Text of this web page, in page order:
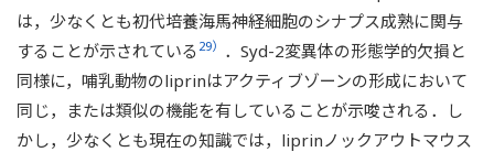
は，少なくとも初代培養海馬神経細胞のシナプス成熟に関与
することが示されている 29） ．Syd-2変異体の形態学的欠損と
同様に，哺乳動物のliprinはアクティブゾーンの形成において
同じ，または類似の機能を有していることが示唆される．し
かし，少なくとも現在の知識では，liprinノックアウトマウス